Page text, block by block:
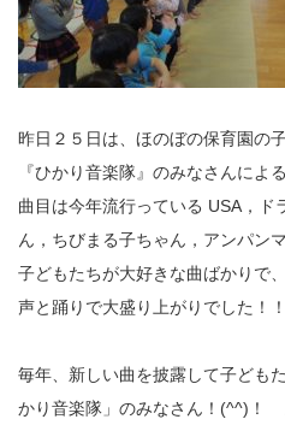
昨日２５日は、ほのぼの保育園の
『ひかり音楽隊』のみなさんによ
曲目は今年流行っている USA，ド
ん，ちびまる子ちゃん，アンパン
子どもたちが大好きな曲ばかりで
声と踊りで大盛り上がりでした！！
毎年、新しい曲を披露して子ども
かり音楽隊」のみなさん！(^^)！